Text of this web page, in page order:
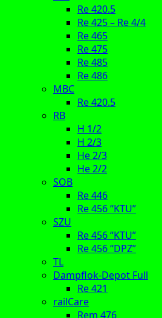
Re 420.5
Re 425 – Re 4/4
Re 465
Re 475
Re 485
Re 486
MBC
Re 420.5
RB
H 1/2
H 2/3
He 2/3
He 2/2
SOB
Re 446
Re 456 “KTU”
SZU
Re 456 “KTU”
Re 456 “DPZ”
TL
Dampflok-Depot Full
Re 421
railCare
Rem 476